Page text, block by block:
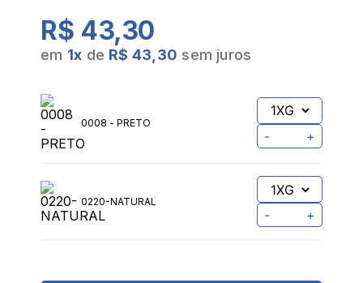
R$ 43,30
em 1x de R$ 43,30 sem juros
0008 - PRETO
- +
0220-NATURAL
- +